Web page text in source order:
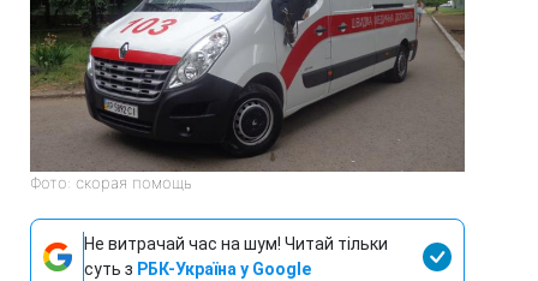
Фото: скорая помощь
Не витрачай час на шум! Читай тільки
суть з РБК-Україна у Google